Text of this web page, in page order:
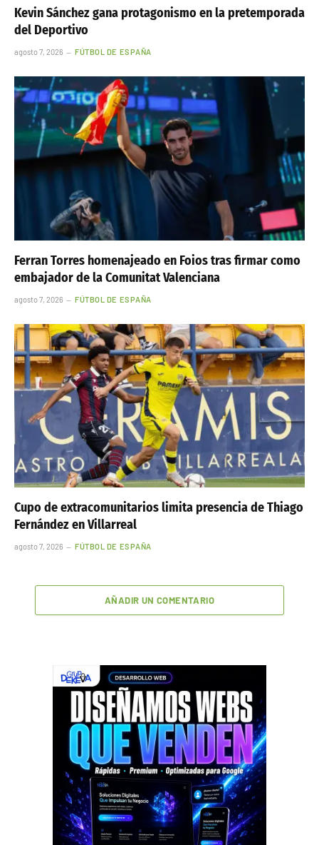
Kevin Sánchez gana protagonismo en la pretemporada
del Deportivo
agosto 7, 2026 FÚTBOL DE ESPAÑA
Ferran Torres homenajeado en Foios tras firmar como
embajador de la Comunitat Valenciana
agosto 7, 2026 FÚTBOL DE ESPAÑA
Cupo de extracomunitarios limita presencia de Thiago
Fernández en Villarreal
agosto 7, 2026 FÚTBOL DE ESPAÑA
AÑADIR UN COMENTARIO